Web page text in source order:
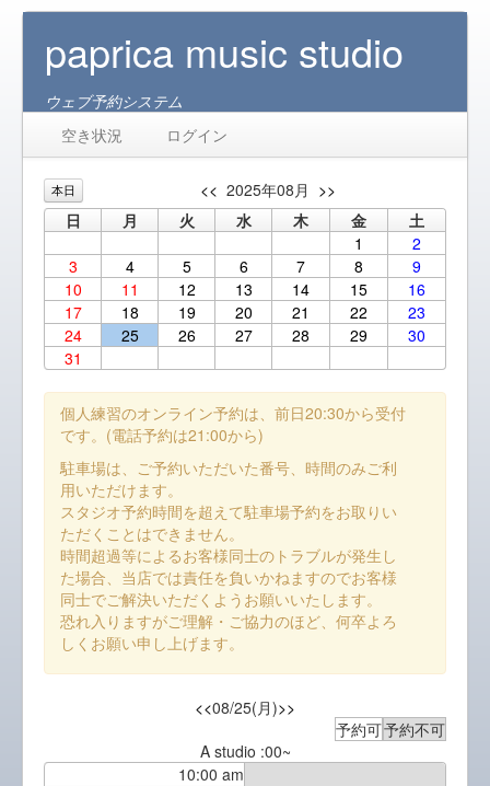
paprica music studio
ウェブ予約システム
空き状況
ログイン
本日 << 2025年08月 >>
日
月 火 水 木 金
土
1
2
3
4 5 6 7 8
9
10
11 12 13 14 15
16
17
18 19 20 21 22
23
24
25 26 27 28 29
30
31
個人練習のオンライン予約は、前日20:30から受付
です。(電話予約は21:00から)
駐車場は、ご予約いただいた番号、時間のみご利
用いただけます。
スタジオ予約時間を超えて駐車場予約をお取りい
ただくことはできません。
時間超過等によるお客様同士のトラブルが発生し
た場合、当店では責任を負いかねますのでお客様
同士でご解決いただくようお願いいたします。
恐れ入りますがご理解・ご協力のほど、何卒よろ
しくお願い申し上げます。
<<08/25(月)>>
予約可予約不可
A studio :00~
10:00 am